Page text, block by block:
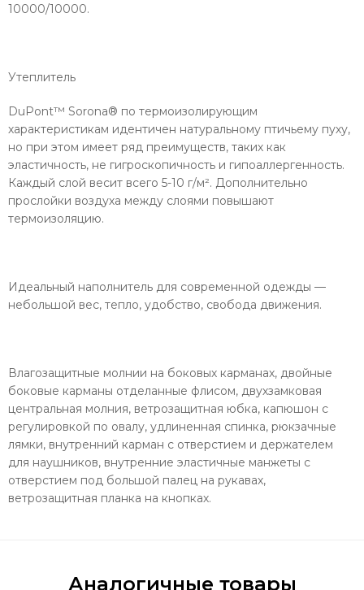
10000/10000.
Утеплитель
DuPont™ Sorona® по термоизолирующим
характеристикам идентичен натуральному птичьему пуху,
но при этом имеет ряд преимуществ, таких как
эластичность, не гигроскопичность и гипоаллергенность.
Каждый слой весит всего 5-10 г/м². Дополнительно
прослойки воздуха между слоями повышают
термоизоляцию.
Идеальный наполнитель для современной одежды —
небольшой вес, тепло, удобство, свобода движения.
Влагозащитные молнии на боковых карманах, двойные
боковые карманы отделанные флисом, двухзамковая
центральная молния, ветрозащитная юбка, капюшон с
регулировкой по овалу, удлиненная спинка, рюкзачные
лямки, внутренний карман с отверстием и держателем
для наушников, внутренние эластичные манжеты с
отверстием под большой палец на рукавах,
ветрозащитная планка на кнопках.
Аналогичные товары